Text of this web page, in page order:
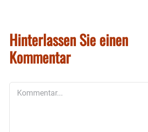
Hinterlassen Sie einen
Kommentar